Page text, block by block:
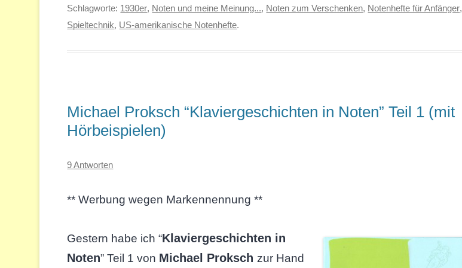
Schlagworte: 1930er, Noten und meine Meinung..., Noten zum Verschenken, Notenhefte für Anfänger,
Spieltechnik, US-amerikanische Notenhefte.
Michael Proksch “Klaviergeschichten in Noten” Teil 1 (mit
Hörbeispielen)
9 Antworten
** Werbung wegen Markennennung **
Gestern habe ich “Klaviergeschichten in
Noten” Teil 1 von Michael Proksch zur Hand